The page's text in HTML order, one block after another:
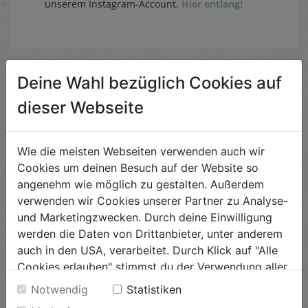
unserem Instagram-Account. Hier entlang!
Ähnliche Rezepte
Herzhafte Bärlauch-
Palatschinken
Schwierigkeit
leicht
ANSEHEN
Frühlings-Spargeltarte
Deine Wahl bezüglich Cookies auf
dieser Webseite
Wie die meisten Webseiten verwenden auch wir
Cookies um deinen Besuch auf der Website so
angenehm wie möglich zu gestalten. Außerdem
verwenden wir Cookies unserer Partner zu Analyse-
und Marketingzwecken. Durch deine Einwilligung
werden die Daten von Drittanbieter, unter anderem
auch in den USA, verarbeitet. Durch Klick auf "Alle
Cookies erlauben" stimmst du der Verwendung aller
Cookies zu. Unter "Details anzeigen" findest du alle
Infos zu den unterschiedlichen Cookies, du kannst
Notwendig
Statistiken